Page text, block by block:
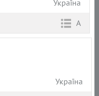
Україна
А
Україна